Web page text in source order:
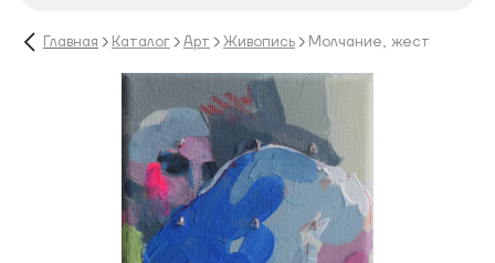
Главная Каталог Арт Живопись Молчание, жест